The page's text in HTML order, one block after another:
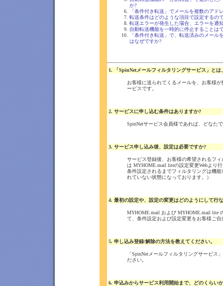
か?
「条件付き転送」でメールを複数のアド
転送条件はどのような項目で設定するの
転送エラーが発生した場合、エラーを通
自動転送機能を一時的に停止することは
「条件付き転送」で、転送済みのメー
はなぜですか?
1. 「SpinNetメールフィルタリングサービス」と
お客様に送られてくるメールを、お客様
ービスです。
2. サービスに申し込む条件はありますか?
SpinNetサービス会員様であれば、どなた
3. サービス申し込み後、設定は必要ですか?
サービス登録後、お客様の希望されるフ
は MYHOME.mail liteの設定変更Webより
条件設定されるまでフィルタリングは機
れていない状態になっております。）
4. 最初の設定や、設定の変更はどのようにして行
MYHOME.mail および MYHOME.mail lite
て、条件設定および設定変更をお客様ご
5. 申し込み登録/解除の方法を教えてください。
「SpinNetメールフィルタリングサービ
ださい。
6. 申込みからサービス利用開始まで、どのくらい